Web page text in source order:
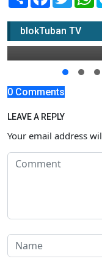
blokTuban TV
Puncak HPN
23 Maret 2022 11:00
0 Comments
LEAVE A REPLY
Your email address